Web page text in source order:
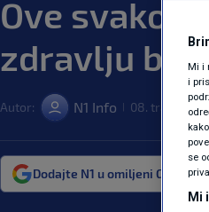
Ove
zdravlju
Autor: N1 Info 08. tra. 2025.
Dodajte N1 u omiljeni Google
Mi i
i
se
Mi